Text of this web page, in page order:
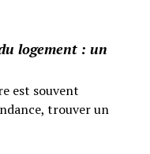
logement : un
est souvent
trouver un